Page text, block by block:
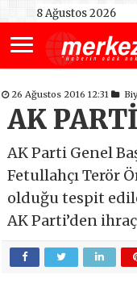
8 Ağustos 2026
26 Ağustos 2016 12:31
AK
AK Parti Genel
Fetullahçı Terör
olduğu tespit
AK Parti’den